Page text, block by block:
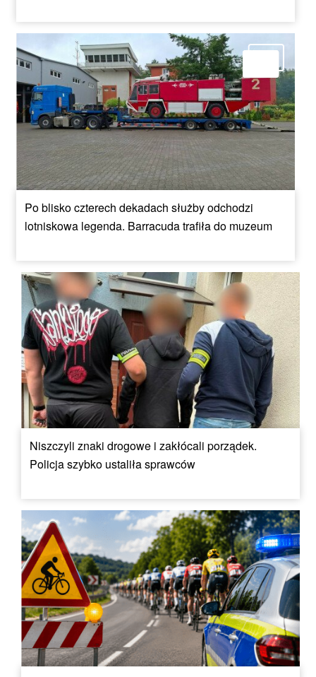
Po blisko czterech dekadach służby odchodzi
lotniskowa legenda. Barracuda trafiła do muzeum
Niszczyli znaki drogowe i zakłócali porządek.
Policja szybko ustaliła sprawców